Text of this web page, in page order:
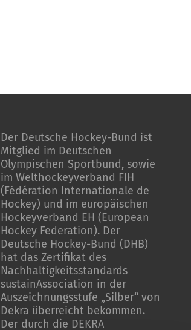
Der Deutsche Hockey-Bund ist
Mitglied im Deutschen
Olympischen Sportbund, sowie
im Welthockeyverband FIH
(Fédération Internationale de
Hockey) und im europäischen
Hockeyverband EH (European
Hockey Federation). Der
Deutsche Hockey-Bund (DHB)
hat das Zertifikat des
Nachhaltigkeitsstandards
sustainAssociation in der
Auszeichnungsstufe „Silber“ von
Dekra überreicht bekommen.
Der durch die DEKRA